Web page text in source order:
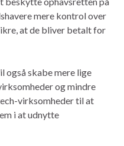
mere kontrol over
at de bliver betalt for
også skabe mere lige
og mindre
virksomheder til at
i at udnytte